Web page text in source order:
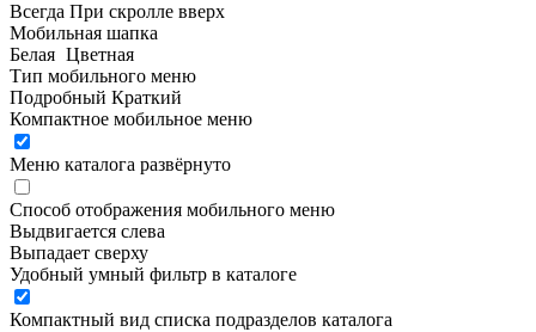
Всегда При скролле вверх
Мобильная шапка
Белая Цветная
Тип мобильного меню
Подробный Краткий
Компактное мобильное меню
Меню каталога развёрнуто
Способ отображения мобильного меню
Выдвигается слева
Выпадает сверху
Удобный умный фильтр в каталоге
Компактный вид списка подразделов каталога